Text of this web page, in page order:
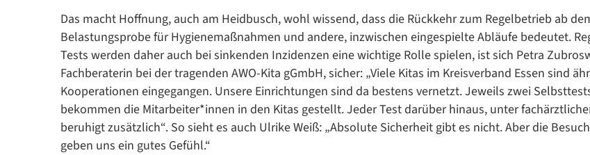
Das macht Hoffnung, auch am Heidbusch, wohl wissend, dass die Rückkehr zum Regelbetrieb ab
Belastungsprobe für Hygienemaßnahmen und andere, inzwischen eingespielte Abläufe bedeutet.
Tests werden daher auch bei sinkenden Inzidenzen eine wichtige Rolle spielen, ist sich Petra
Fachberaterin bei der tragenden AWO-Kita gGmbH, sicher: „Viele Kitas im Kreisverband Essen sind
Kooperationen eingegangen. Unsere Einrichtungen sind da bestens vernetzt. Jeweils zwei
bekommen die Mitarbeiter*innen in den Kitas gestellt. Jeder Test darüber hinaus, unter
beruhigt zusätzlich“. So sieht es auch Ulrike Weiß: „Absolute Sicherheit gibt es nicht. Aber die
geben uns ein gutes Gefühl.“